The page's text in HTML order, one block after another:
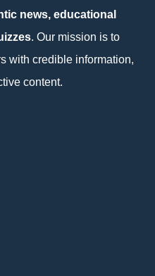
news, educational
. Our mission is to
with credible information,
content.